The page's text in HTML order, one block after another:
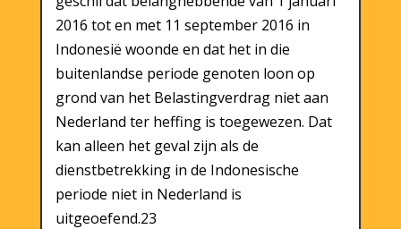
2016 tot en met 11 september 2016 in
Indonesië woonde en dat het in die
buitenlandse periode genoten loon op
grond van het Belastingverdrag niet aan
Nederland ter heffing is toegewezen. Dat
kan alleen het geval zijn als de
dienstbetrekking in de Indonesische
periode niet in Nederland is
uitgeoefend.23